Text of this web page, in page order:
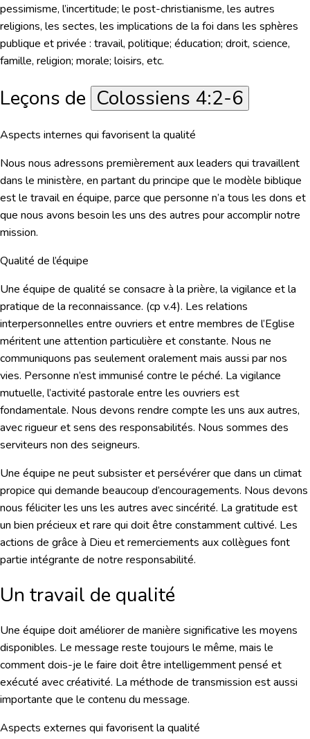
pessimisme, l’incertitude; le post-christianisme, les autres
religions, les sectes, les implications de la foi dans les sphères
publique et privée : travail, politique; éducation; droit, science,
famille, religion; morale; loisirs, etc.
Leçons de Colossiens 4:2-6
Aspects internes qui favorisent la qualité
Nous nous adressons premièrement aux leaders qui travaillent
dans le ministère, en partant du principe que le modèle biblique
est le travail en équipe, parce que personne n’a tous les dons et
que nous avons besoin les uns des autres pour accomplir notre
mission.
Qualité de l’équipe
Une équipe de qualité se consacre à la prière, la vigilance et la
pratique de la reconnaissance. (cp v.4). Les relations
interpersonnelles entre ouvriers et entre membres de l’Eglise
méritent une attention particulière et constante. Nous ne
communiquons pas seulement oralement mais aussi par nos
vies. Personne n’est immunisé contre le péché. La vigilance
mutuelle, l’activité pastorale entre les ouvriers est
fondamentale. Nous devons rendre compte les uns aux autres,
avec rigueur et sens des responsabilités. Nous sommes des
serviteurs non des seigneurs.
Une équipe ne peut subsister et persévérer que dans un climat
propice qui demande beaucoup d’encouragements. Nous devons
nous féliciter les uns les autres avec sincérité. La gratitude est
un bien précieux et rare qui doit être constamment cultivé. Les
actions de grâce à Dieu et remerciements aux collègues font
partie intégrante de notre responsabilité.
Un travail de qualité
Une équipe doit améliorer de manière significative les moyens
disponibles. Le message reste toujours le même, mais le
comment dois-je le faire doit être intelligemment pensé et
exécuté avec créativité. La méthode de transmission est aussi
importante que le contenu du message.
Aspects externes qui favorisent la qualité